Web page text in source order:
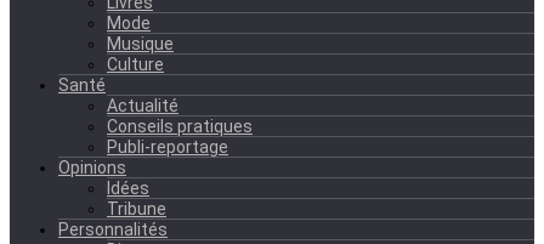
Mode
Musique
Culture
Santé
Actualité
Conseils pratiques
Publi-reportage
Opinions
Idées
Tribune
Personnalités